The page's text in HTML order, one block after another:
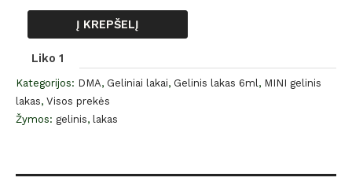
Į KREPŠELĮ
Liko 1
Kategorijos: DMA, Geliniai lakai, Gelinis lakas 6ml , MINI gelinis
lakas, Visos prekės
Žymos: gelinis, lakas